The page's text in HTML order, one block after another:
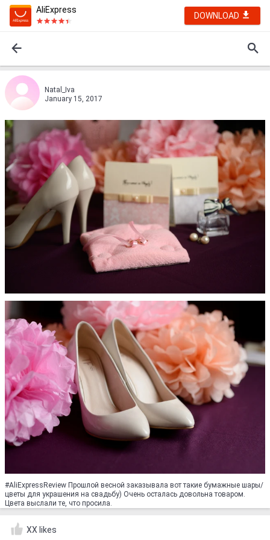
AliExpress
DOWNLOAD
Natal_Iva
January 15, 2017
#AliExpressReview Прошлой весной заказывала вот такие бумажные шары/
цветы для украшения на свадьбу) Очень осталась довольна товаром.
Цвета выслали те, что просила.
XX likes